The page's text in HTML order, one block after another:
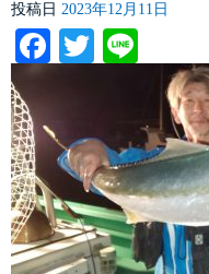
投稿日 2023年12月11日
Facebook
Twitter